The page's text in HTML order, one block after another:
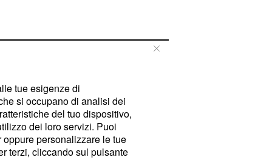
tue esigenze di
si occupano di analisi dei
del tuo dispositivo,
dei loro servizi. Puoi
personalizzare le tue
terzi, cliccando sul pulsante